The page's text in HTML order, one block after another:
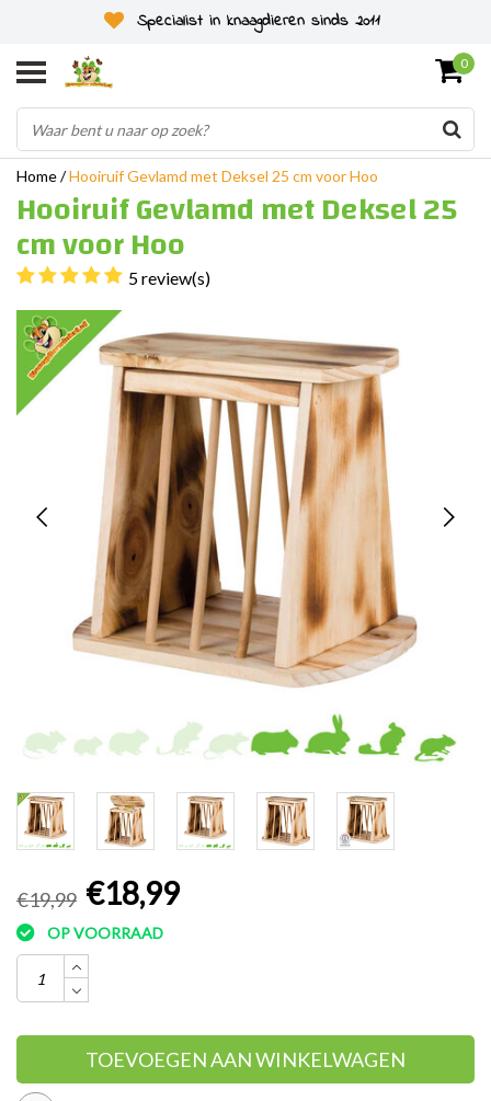
Specialist in knaagdieren sinds 2011
0
Home/Hooiruif Gevlamd met Deksel 25 cm voor Hoo
Hooiruif Gevlamd met Deksel 25
cm voor Hoo
5 review(s)
€19,99 €18,99
OP VOORRAAD
TOEVOEGEN AAN WINKELWAGEN